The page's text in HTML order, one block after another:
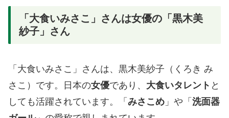
「大食いみさこ」さんは女優の「黒木美
紗子」さん
「大食いみさこ」さんは、黒木美紗子（くろき み
さこ）です。日本の女優であり、 大食いタレント と
しても活躍されています。「 みさこめ 」や「 洗面器